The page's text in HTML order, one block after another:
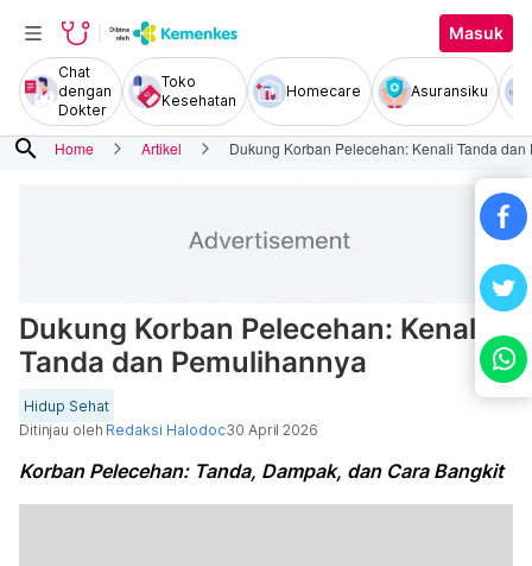
Masuk
Chat
dengan
Dokter
Toko
Kesehatan
Homecare Asuransiku
search Home Artikel Dukung Korban Pelecehan: Kenali Tanda
Dukung Korban Pelecehan: Kenali
Tanda dan Pemulihannya
Hidup Sehat
Ditinjau oleh Redaksi Halodoc30 April 2026
Korban Pelecehan: Tanda, Dampak, dan Cara Bangkit